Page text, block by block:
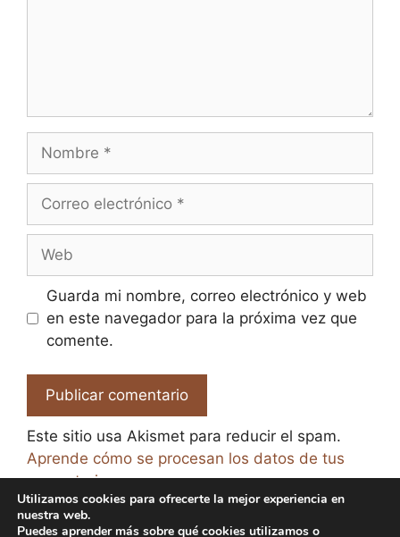
electrónico
Guarda mi nombre, correo electrónico y web
en este navegador para la próxima vez que
comente.
Este sitio usa Akismet para reducir el spam.
Aprende cómo se procesan los datos de tus
comentarios.
Utilizamos cookies para ofrecerte la mejor experiencia en
nuestra web.
Puedes aprender más sobre qué cookies utilizamos o